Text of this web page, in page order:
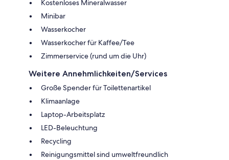
Kostenloses Mineralwasser
Minibar
Wasserkocher
Wasserkocher für Kaffee/Tee
Zimmerservice (rund um die Uhr)
Weitere Annehmlichkeiten/Services
Große Spender für Toilettenartikel
Klimaanlage
Laptop-Arbeitsplatz
LED-Beleuchtung
Recycling
Reinigungsmittel sind umweltfreundlich